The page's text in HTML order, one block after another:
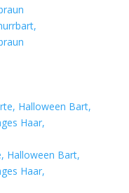
Halloween Bart,
Haar,